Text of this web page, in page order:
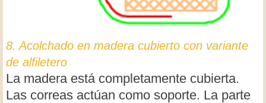
8. Acolchado en madera cubierto con variante
de alfiletero
La madera está completamente cubierta.
Las correas actúan como soporte. La parte